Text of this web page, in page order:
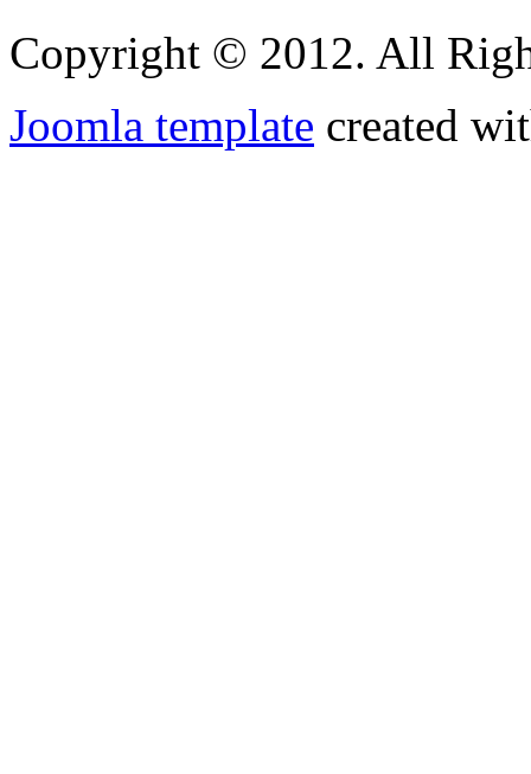
Copyright © 2012. All
Joomla template created